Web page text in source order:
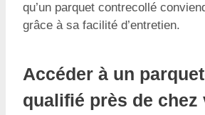
qu’un parquet contrecollé
grâce à sa facilité d’entretien.
Accéder à un
qualifié près de chez